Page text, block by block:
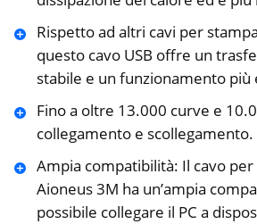
Rispetto ad altri cavi per
questo cavo USB offre un
stabile e un funzionamento
Fino a oltre 13.000 curve e
collegamento e scollegamento.
Ampia compatibilità: Il cavo per
Aioneus 3M ha un’ampia
possibile collegare il PC a